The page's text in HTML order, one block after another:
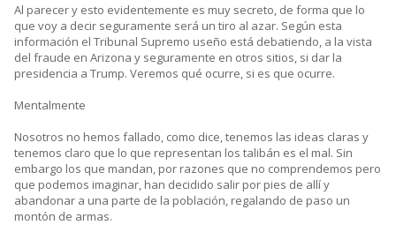
Al parecer y esto evidentemente es muy secreto, de forma que lo
que voy a decir seguramente será un tiro al azar. Según esta
información el Tribunal Supremo useño está debatiendo, a la vista
del fraude en Arizona y seguramente en otros sitios, si dar la
presidencia a Trump. Veremos qué ocurre, si es que ocurre.
Mentalmente
Nosotros no hemos fallado, como dice, tenemos las ideas claras y
tenemos claro que lo que representan los talibán es el mal. Sin
embargo los que mandan, por razones que no comprendemos pero
que podemos imaginar, han decidido salir por pies de allí y
abandonar a una parte de la población, regalando de paso un
montón de armas.